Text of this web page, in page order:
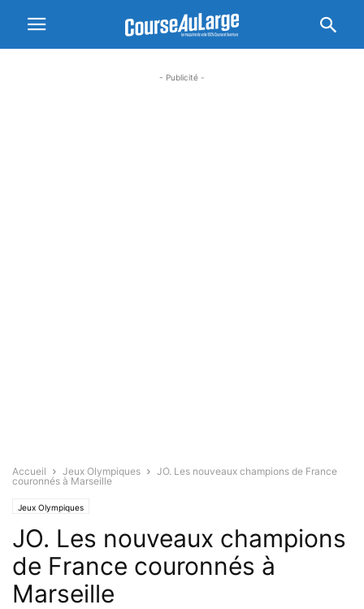
- Publicité -
Accueil Jeux Olympiques
JO. Les nouveaux champions de France
couronnés à Marseille
Jeux Olympiques
JO. Les nouveaux champions
de France couronnés à
Marseille